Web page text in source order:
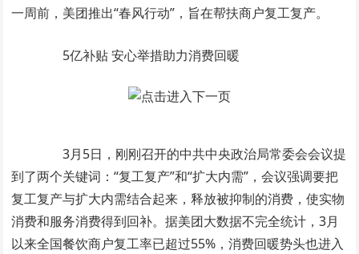
一周前，美团推出“春风行动”，旨在帮扶商户复工复产。
5亿补贴 安心举措助力消费回暖
3月5日，刚刚召开的中共中央政治局常委会会议提
到了两个关键词：“复工复产”和“扩大内需”，会议强调要把
复工复产与扩大内需结合起来，释放被抑制的消费，使实物
消费和服务消费得到回补。据美团大数据不完全统计，3月
以来全国餐饮商户复工率已超过55%，消费回暖势头也进入